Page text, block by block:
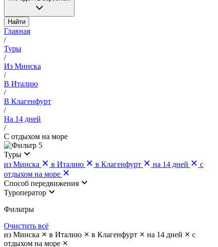
Найти
Главная
/
Туры
/
Из Минска
/
В Италию
/
В Клагенфурт
/
На 14 дней
/
С отдыхом на море
5
Туры
из Минска
в Италию в Клагенфурт на 14 дней
с
отдыхом на море
Cпособ передвижения
Туроператор
Фильтры
Очистить всё
из Минска
в Италию в Клагенфурт на 14 дней
с
отдыхом на море